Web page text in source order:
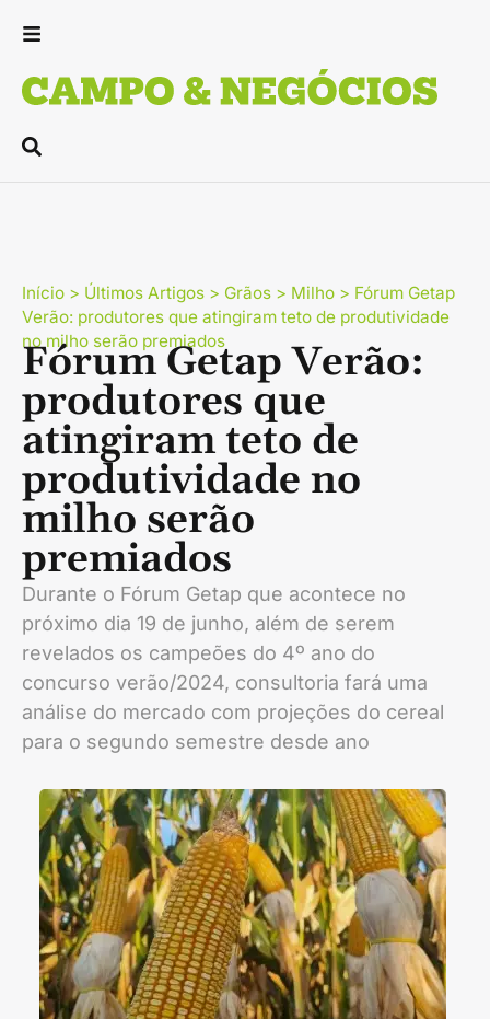
Início > Últimos Artigos > Grãos > Milho > Fórum Getap
Verão: produtores que atingiram teto de produtividade
no milho serão premiados
Fórum Getap Verão:
produtores que
atingiram teto de
produtividade no
milho serão
premiados
Durante o Fórum Getap que acontece no
próximo dia 19 de junho, além de serem
revelados os campeões do 4º ano do
concurso verão/2024, consultoria fará uma
análise do mercado com projeções do cereal
para o segundo semestre desde ano